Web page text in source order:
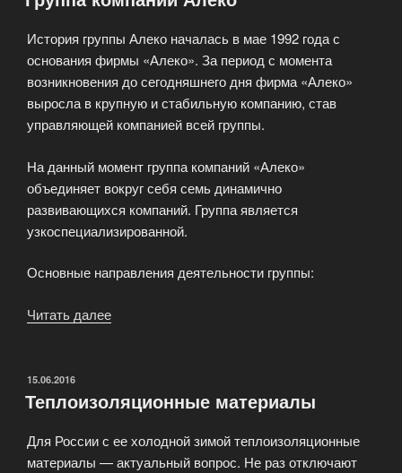
История группы Алеко началась в мае 1992 года с
основания фирмы «Алеко». За период с момента
возникновения до сегодняшнего дня фирма «Алеко»
выросла в крупную и стабильную компанию, став
управляющей компанией всей группы.
На данный момент группа компаний «Алеко»
объединяет вокруг себя семь динамично
развивающихся компаний. Группа является
узкоспециализированной.
Основные направления деятельности группы:
Читать далее
ОПУБЛИКОВАНО
15.06.2016
Теплоизоляционные материалы
Для России с ее холодной зимой теплоизоляционные
материалы — актуальный вопрос. Не раз отключают